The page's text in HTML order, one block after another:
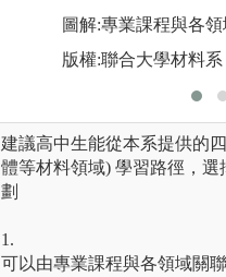
圖解:專業課程與各領
版權:聯合大學材料系
建議高中生能從本系提供的
體等材料領域) 學習路徑，
劃
1.
可以由專業課程與各領域關